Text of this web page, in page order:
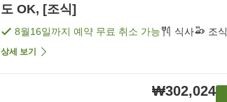
도 OK, [조식]
8월16일까지 예약 무료 취소 가능 식사 조식
상세 보기
₩302,024